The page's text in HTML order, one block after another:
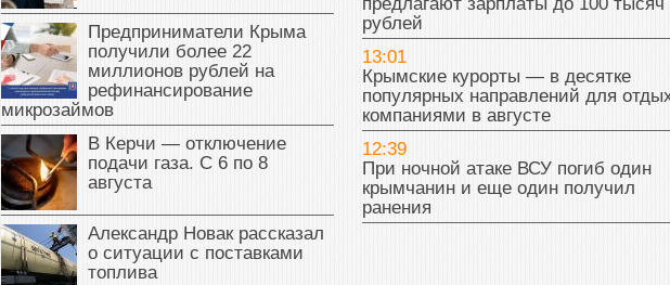
Предприниматели Крыма
получили более 22
миллионов рублей на
рефинансирование
микрозаймов
В Керчи — отключение
подачи газа. С 6 по 8
августа
Александр Новак рассказал
о ситуации с поставками
топлива
рублей
13:01
Крымские курорты — в десятке
популярных направлений для
компаниями в августе
12:39
При ночной атаке ВСУ погиб один
крымчанин и еще один получил
ранения